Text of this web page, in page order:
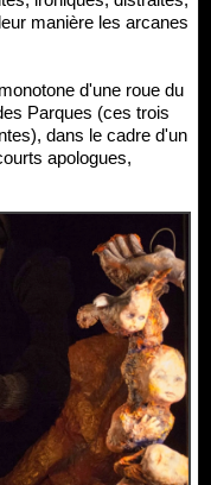
manière les arcanes
d'une roue du
Parques (ces trois
dans le cadre d'un
apologues,